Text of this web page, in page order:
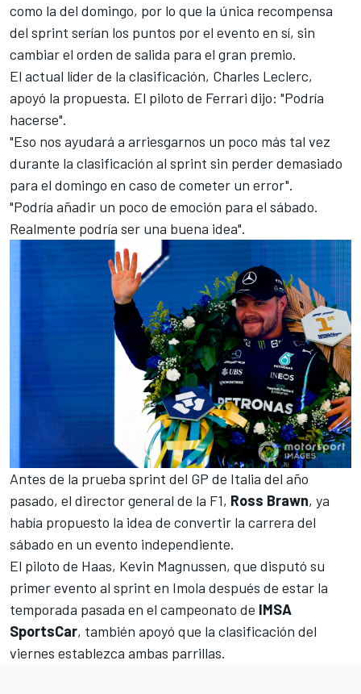
como la del domingo, por lo que la única recompensa
del sprint serían los puntos por el evento en sí, sin
cambiar el orden de salida para el gran premio.
El actual líder de la clasificación, Charles Leclerc,
apoyó la propuesta. El piloto de Ferrari dijo: "Podría
hacerse".
"Eso nos ayudará a arriesgarnos un poco más tal vez
durante la clasificación al sprint sin perder demasiado
para el domingo en caso de cometer un error".
"Podría añadir un poco de emoción para el sábado.
Realmente podría ser una buena idea".
Antes de la prueba sprint del GP de Italia del año
pasado, el director general de la F1, Ross Brawn, ya
había propuesto la idea de convertir la carrera del
sábado en un evento independiente.
El piloto de Haas, Kevin Magnussen, que disputó su
primer evento al sprint en Imola después de estar la
temporada pasada en el campeonato de IMSA
SportsCar, también apoyó que la clasificación del
viernes establezca ambas parrillas.